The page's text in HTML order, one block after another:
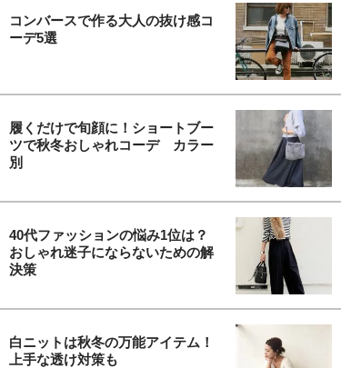
コンバースで作る大人の抜け感コ
ーデ5選
履くだけで旬顔に！ショートブー
ツで秋冬おしゃれコーデ カラー
別
40代ファッションの悩み1位は？
おしゃれ迷子にならないための解
決策
白ニットは秋冬の万能アイテム！
上手な透け対策も